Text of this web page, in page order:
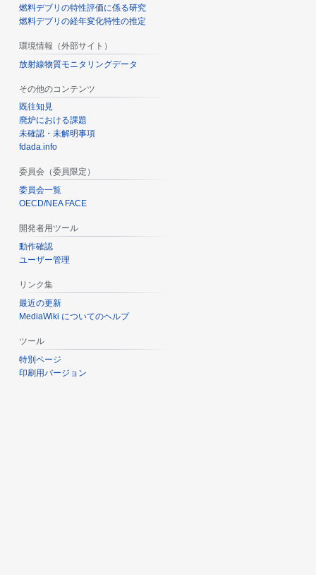
燃料デブリの特性評価に係る研究
燃料デブリの経年変化特性の推定
環境情報（外部サイト）
放射線物質モニタリングデータ
その他のコンテンツ
既往知見
廃炉における課題
未確認・未解明事項
fdada.info
委員会（委員限定）
委員会一覧
OECD/NEA FACE
開発者用ツール
動作確認
ユーザー管理
リンク集
最近の更新
MediaWiki についてのヘルプ
ツール
特別ページ
印刷用バージョン